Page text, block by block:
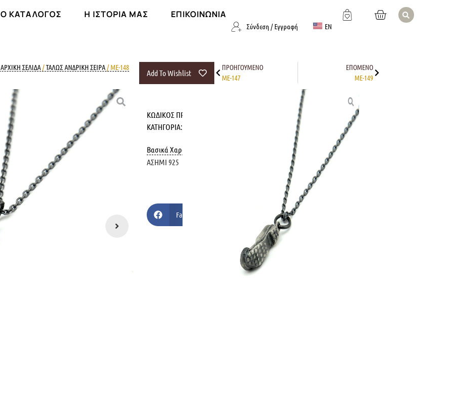
Ο ΚΑΤΆΛΟΓΟΣ Η ΙΣΤΟΡΊΑ ΜΑΣ ΕΠΙΚΟΙΝΩΝΊΑ
Σύνδεση / Εγγραφή EN
ΑΡΧΙΚΉ ΣΕΛΊΔΑ/ΤΑΛΩΣ ΑΝΔΡΙΚΗ ΣΕΙΡΑ/ ME-148
Add To Wishlist
ΠΡΟΗΓΟΎΜΕΝΟ
ME-147
ΕΠΌΜΕΝΟ
ME-149
ΚΩΔΙΚΌΣ ΠΡΟΪΌΝΤΟΣ:
ΚΑΤΗΓΟΡΊΑ:
Βασικά Χαρακτηριστικά
ΑΣΗΜΙ 925
Facebook